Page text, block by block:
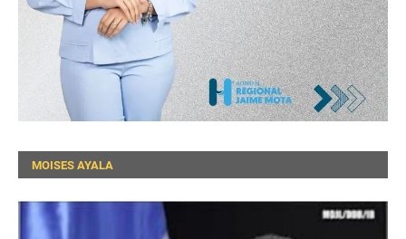
MOISES AYALA